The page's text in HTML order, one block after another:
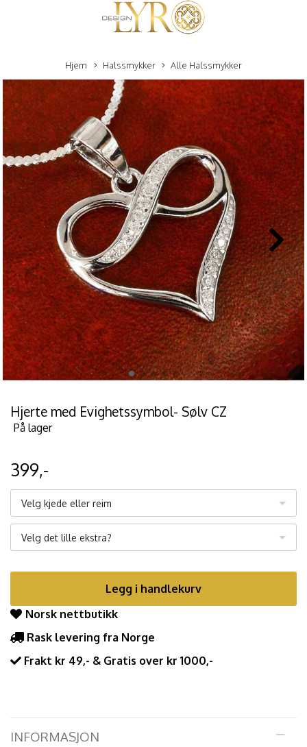
Hjem Halssmykker Alle Halssmykker
Hjerte med Evighetssymbol- Sølv CZ
På lager
399,-
Velg kjede eller reim
Velg det lille ekstra?
Legg i handlekurv
Norsk nettbutikk
Rask levering fra Norge
Frakt kr 49,- & Gratis over kr 1000,-
INFORMASJON